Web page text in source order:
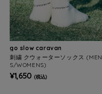
go slow caravan
刺繍 クウォーターソックス (MEN
S/WOMENS)
¥1,650 (税込)